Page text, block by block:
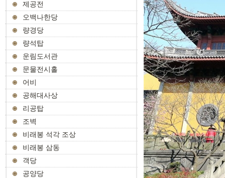
제공전
오백나한당
량경당
량석탑
운림도서관
문물전시홀
어비
공해대사상
리공탑
조벽
비래봉 석각 조상
비래봉 삼동
객당
공양당